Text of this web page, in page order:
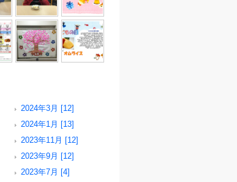
2024年3月 [12]
2024年1月 [13]
2023年11月 [12]
2023年9月 [12]
2023年7月 [4]